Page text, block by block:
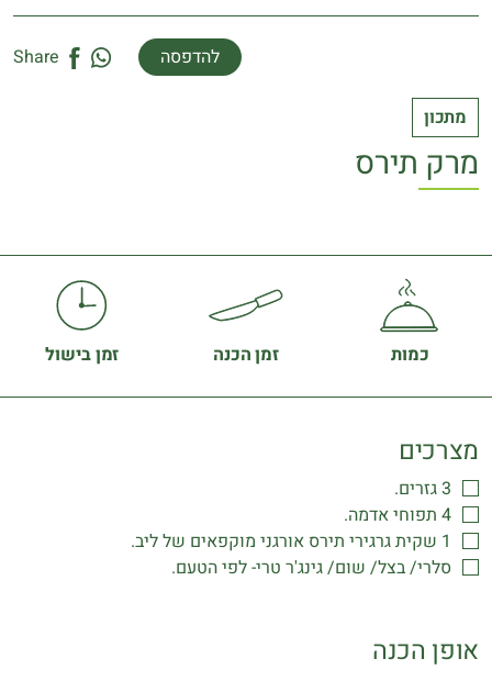
Share להדפסה
מתכון
מרק תירס
כמות זמן הכנה זמן בישול
מצרכים
3 גזרים.
4 תפוחי אדמה.
1 שקית גרגירי תירס אורגני מוקפאים של ליב.
סלרי/ בצל/ שום/ גינג'ר טרי- לפי הטעם.
אופן הכנה